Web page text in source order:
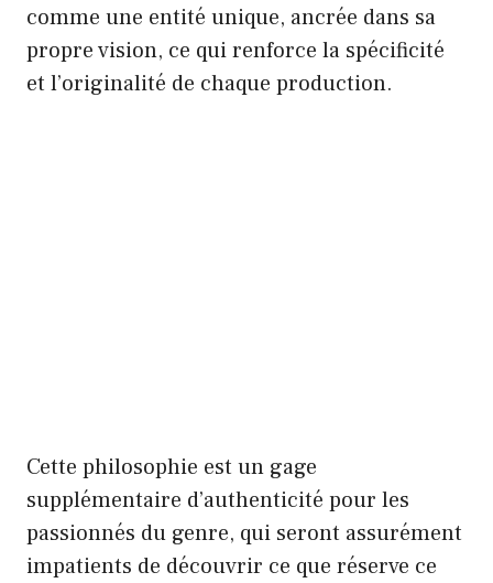
comme une entité unique, ancrée dans sa
propre vision, ce qui renforce la spécificité
et l’originalité de chaque production.
Cette philosophie est un gage
supplémentaire d’authenticité pour les
passionnés du genre, qui seront assurément
impatients de découvrir ce que réserve ce